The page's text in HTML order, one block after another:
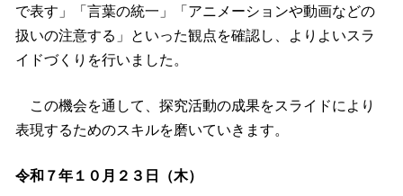
で表す」「言葉の統一」「アニメーションや動画などの
扱いの注意する」といった観点を確認し、よりよいスラ
イドづくりを行いました。
この機会を通して、探究活動の成果をスライドにより
表現するためのスキルを磨いていきます。
令和７年１０月２３日（木）